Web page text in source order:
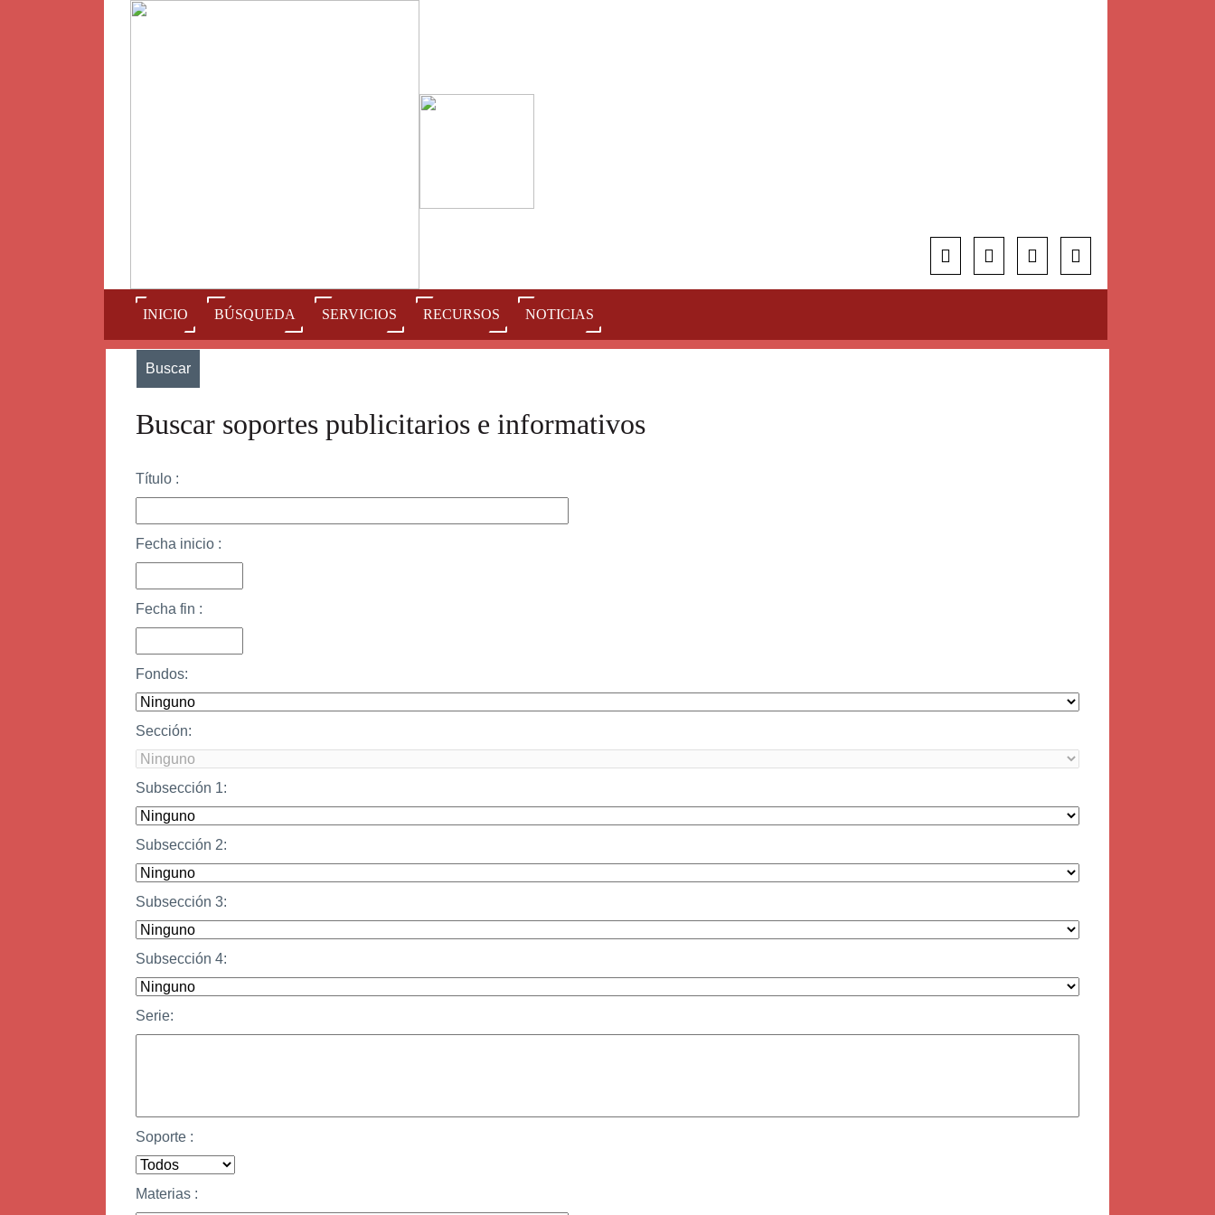
INICIO (current)BÚSQUEDA SERVICIOS RECURSOS NOTICIAS
Buscar
Buscar soportes publicitarios e informativos
Título :
Fecha inicio :
Fecha fin :
Fondos:
Sección:
Subsección 1:
Subsección 2:
Subsección 3:
Subsección 4:
Serie:
Soporte :
Materias :